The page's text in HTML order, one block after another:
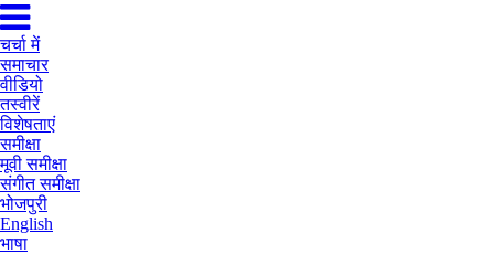
चर्चा में
समाचार
वीडियो
तस्वीरें
विशेषताएं
समीक्षा
मूवी समीक्षा
संगीत समीक्षा
भोजपुरी
English
भाषा